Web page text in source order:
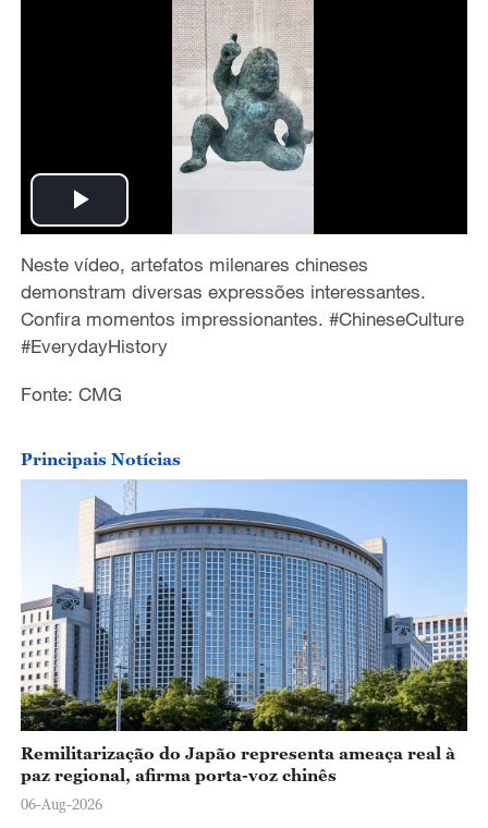
P
l
a
i
d
e
o
Neste vídeo, artefatos milenares chineses
demonstram diversas expressões interessantes.
Confira momentos impressionantes. #ChineseCulture
#EverydayHistory
Fonte: CMG
Principais Notícias
Remilitarização do Japão representa ameaça real à
paz regional, afirma porta-voz chinês
06-Aug-2026